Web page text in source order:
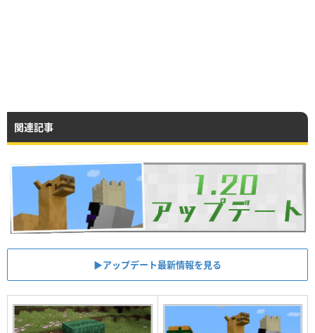
関連記事
▶︎アップデート最新情報を見る